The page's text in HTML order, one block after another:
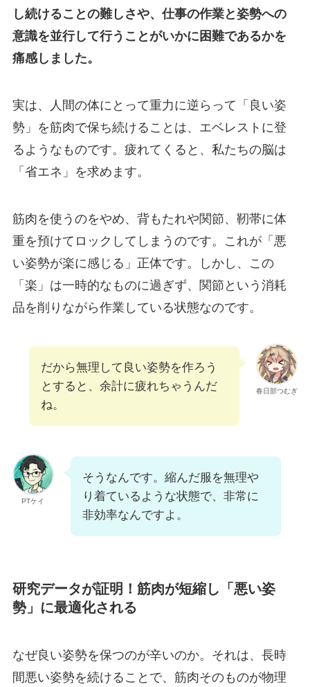
し続けることの難しさや、仕事の作業と姿勢への
意識を並行して行うことがいかに困難であるかを
痛感しました。
実は、人間の体にとって重力に逆らって「良い姿
勢」を筋肉で保ち続けることは、エベレストに登
るようなものです。疲れてくると、私たちの脳は
「省エネ」を求めます。
筋肉を使うのをやめ、背もたれや関節、靭帯に体
重を預けてロックしてしまうのです。これが「悪
い姿勢が楽に感じる」正体です。しかし、この
「楽」は一時的なものに過ぎず、関節という消耗
品を削りながら作業している状態なのです。
春日部つむぎ
だから無理して良い姿勢を作ろう
とすると、余計に疲れちゃうんだ
ね。
PTケイ
そうなんです。縮んだ服を無理や
り着ているような状態で、非常に
非効率なんですよ。
研究データが証明！筋肉が短縮し「悪い姿
勢」に最適化される
なぜ良い姿勢を保つのが辛いのか。それは、長時
間悪い姿勢を続けることで、筋肉そのものが物理